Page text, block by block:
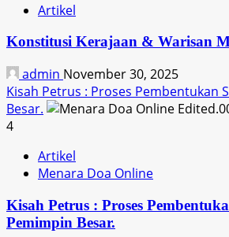
Artikel
Konstitusi Kerajaan & Warisan
admin November 30, 2025
Kisah Petrus : Proses Pembentukan
Besar.
4
Artikel
Menara Doa Online
Kisah Petrus : Proses
Pemimpin Besar.